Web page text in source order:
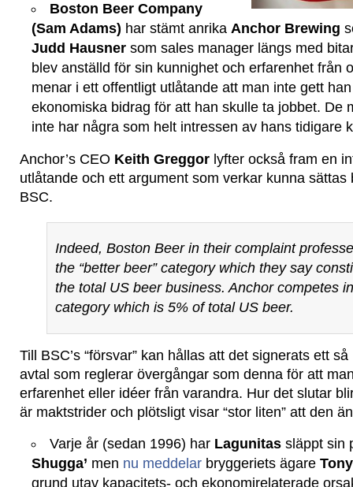
Boston Beer Company
(Sam Adams) har stämt anrika Anchor Brewing
Judd Hausner som sales manager längs med
blev anställd för sin kunnighet och erfarenhet från
menar i ett offentligt utlåtande att man inte gett
ekonomiska bidrag för att han skulle ta jobbet. De
inte har några som helt intressen av hans tidigare
Anchor’s CEO Keith Greggor lyfter också fram en
utlåtande och ett argument som verkar kunna sättas
BSC.
Indeed, Boston Beer in their complaint
the “better beer” category which they say
the total US beer business. Anchor competes
category which is 5% of total US beer.
Till BSC’s “försvar” kan hållas att det signerats ett
avtal som reglerar övergångar som denna för att
erfarenhet eller idéer från varandra. Hur det slutar
är maktstrider och plötsligt visar “stor liten” att den
Varje år (sedan 1996) har Lagunitas släppt sin
Shugga’ men nu meddelar bryggeriets ägare
grund utav kapacitets- och ekonomirelaterade